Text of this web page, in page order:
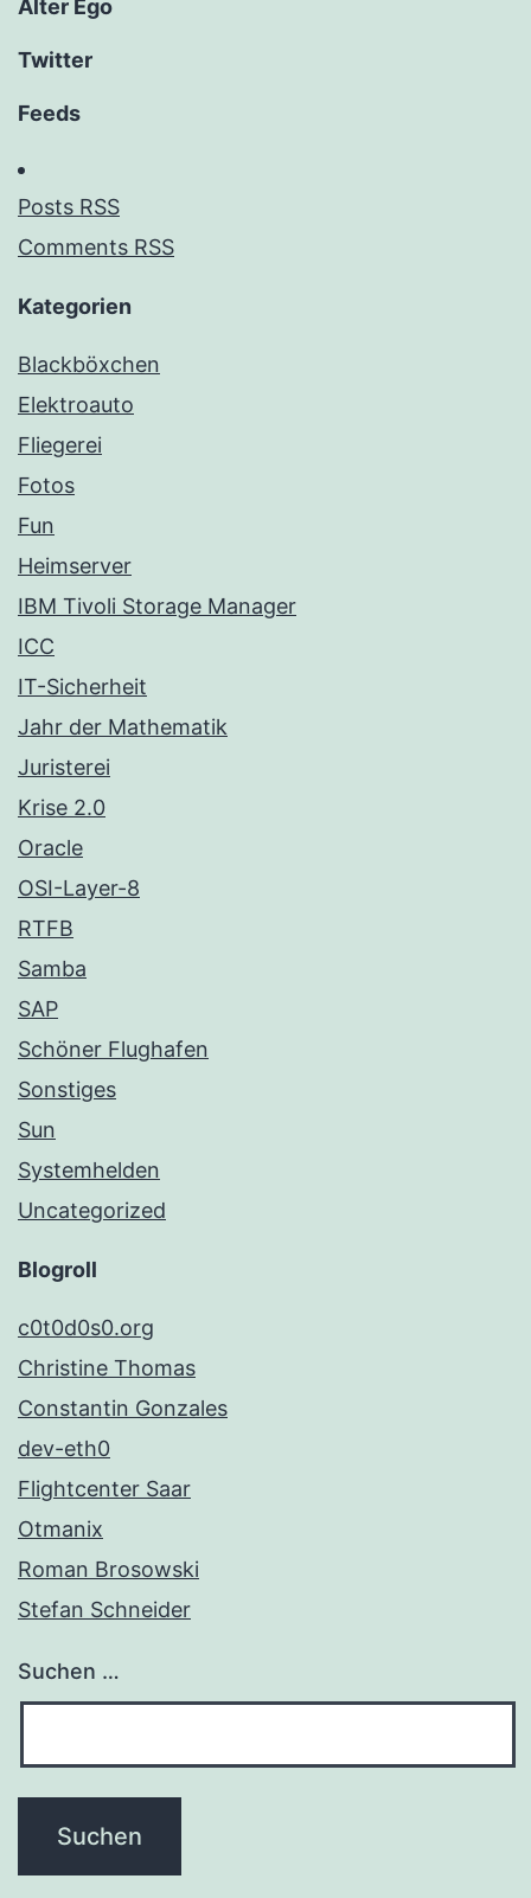
Alter Ego
Twitter
Feeds
Posts RSS
Comments RSS
Kategorien
Blackböxchen
Elektroauto
Fliegerei
Fotos
Fun
Heimserver
IBM Tivoli Storage Manager
ICC
IT-Sicherheit
Jahr der Mathematik
Juristerei
Krise 2.0
Oracle
OSI-Layer-8
RTFB
Samba
SAP
Schöner Flughafen
Sonstiges
Sun
Systemhelden
Uncategorized
Blogroll
c0t0d0s0.org
Christine Thomas
Constantin Gonzales
dev-eth0
Flightcenter Saar
Otmanix
Roman Brosowski
Stefan Schneider
Suchen …